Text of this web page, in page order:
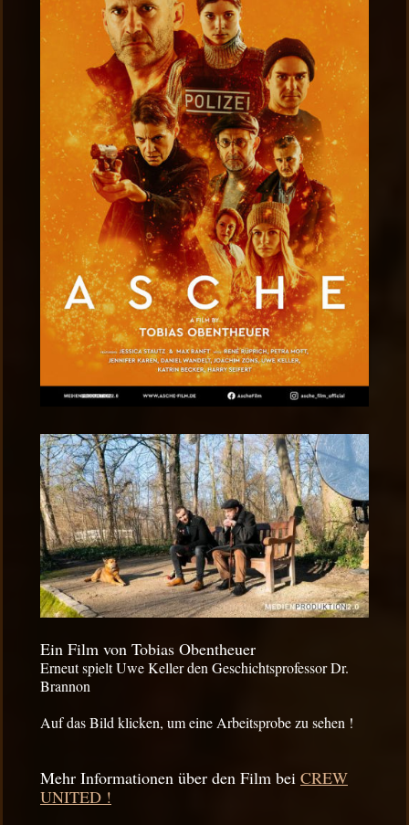
Ein Film von Tobias Obentheuer
Erneut spielt Uwe Keller den Geschichtsprofessor Dr.
Brannon
Auf das Bild klicken, um eine Arbeitsprobe zu sehen !
Mehr Informationen über den Film bei CREW
UNITED !